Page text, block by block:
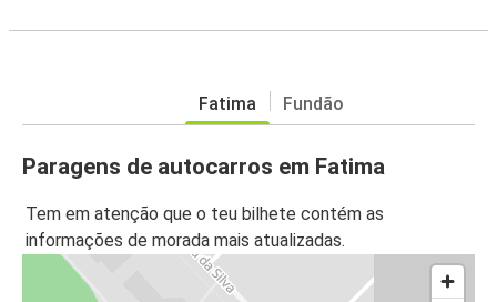
Fatima Fundão
Paragens de autocarros em Fatima
Tem em atenção que o teu bilhete contém as
informações de morada mais atualizadas.